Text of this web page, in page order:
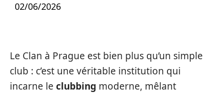
02/06/2026
Le Clan à Prague est bien plus qu’un simple
club : c’est une véritable institution qui
incarne le clubbing moderne, mêlant